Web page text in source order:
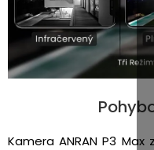
Kamera ANRAN P3 Max